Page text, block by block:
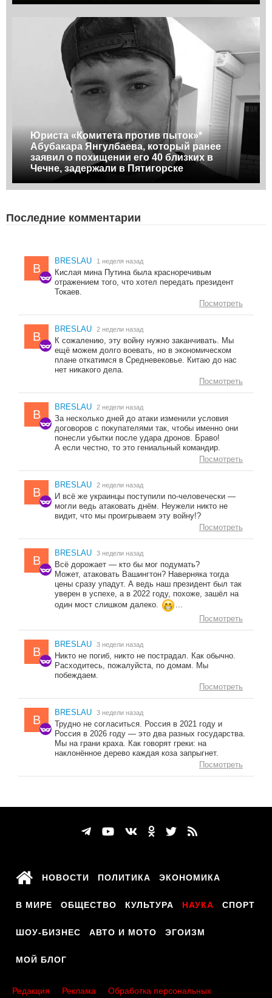
Юриста «Комитета против пыток»*
Абубакара Янгулбаева, который ранее
заявил о похищении его 40 близких в
Чечне, задержали в Пятигорске
Последние комментарии
B
BRESLAU 1 неделя назад
Кислая мина Путина была красноречивым
отражением того, что хотел передать президент
Токаев.
Посмотреть
B
BRESLAU 2 недели назад
К сожалению, эту войну нужно заканчивать. Мы
ещё можем долго воевать, но в экономическом
плане откатимся в Средневековье. Китаю до нас
нет никакого дела.
Посмотреть
B
BRESLAU 2 недели назад
За несколько дней до атаки изменили условия
договоров с покупателями так, чтобы именно они
понесли убытки после удара дронов. Браво!
А если честно, то это гениальный командир.
Посмотреть
B
BRESLAU 2 недели назад
И всё же украинцы поступили по-человечески —
могли ведь атаковать днём. Неужели никто не
видит, что мы проигрываем эту войну!?
Посмотреть
B
BRESLAU 3 недели назад
Всё дорожает — кто бы мог подумать?
Может, атаковать Вашингтон? Наверняка тогда
цены сразу упадут. А ведь наш президент был так
уверен в успехе, а в 2022 году, похоже, зашёл на
один мост слишком далеко.
...
Посмотреть
B
BRESLAU 3 недели назад
Никто не погиб, никто не пострадал. Как обычно.
Расходитесь, пожалуйста, по домам. Мы
побеждаем.
Посмотреть
B
BRESLAU 3 недели назад
Трудно не согласиться. Россия в 2021 году и
Россия в 2026 году — это два разных государства.
Мы на грани краха. Как говорят греки: на
наклонённое дерево каждая коза запрыгнет.
Посмотреть
НОВОСТИ ПОЛИТИКА ЭКОНОМИКА
В МИРЕ ОБЩЕСТВО КУЛЬТУРА НАУКА СПОРТ
ШОУ-БИЗНЕС АВТО И МОТО ЭГОИЗМ
МОЙ БЛОГ
Редакция Реклама
Обработка персональных